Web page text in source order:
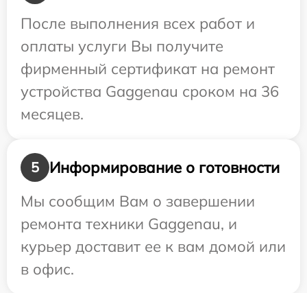
После выполнения всех работ и
оплаты услуги Вы получите
фирменный сертификат на ремонт
устройства Gaggenau сроком на 36
месяцев.
5
Информирование о готовности
Мы сообщим Вам о завершении
ремонта техники Gaggenau, и
курьер доставит ее к вам домой или
в офис.